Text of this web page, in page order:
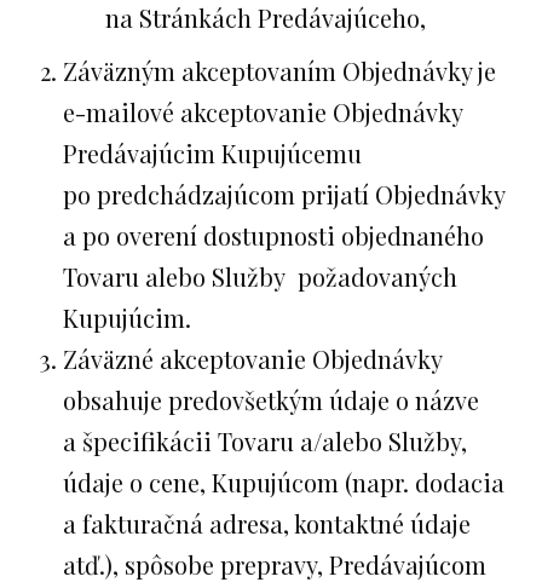
na Stránkách Predávajúceho,
Záväzným akceptovaním Objednávky je
e-mailové akceptovanie Objednávky
Predávajúcim Kupujúcemu
po predchádzajúcom prijatí Objednávky
a po overení dostupnosti objednaného
Tovaru alebo Služby požadovaných
Kupujúcim.
Záväzné akceptovanie Objednávky
obsahuje predovšetkým údaje o názve
a špecifikácii Tovaru a/alebo Služby,
údaje o cene, Kupujúcom (napr. dodacia
a fakturačná adresa, kontaktné údaje
atď.), spôsobe prepravy, Predávajúcom